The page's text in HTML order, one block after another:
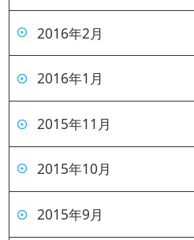
2016年2月
2016年1月
2015年11月
2015年10月
2015年9月